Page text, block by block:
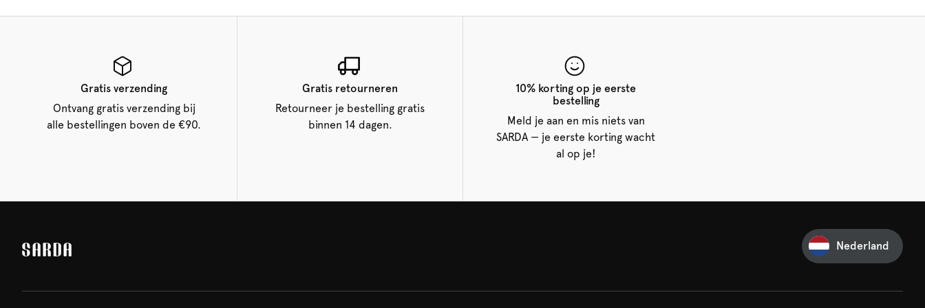
Gratis verzending
Ontvang gratis verzending bij
alle bestellingen boven de €90.
Gratis retourneren
Retourneer je bestelling gratis
binnen 14 dagen.
10% korting op je eerste
bestelling
Meld je aan en mis niets van
SARDA — je eerste korting wacht
al op je!
Nederland